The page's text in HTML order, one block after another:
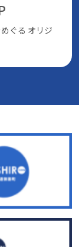
ぐる オリジ